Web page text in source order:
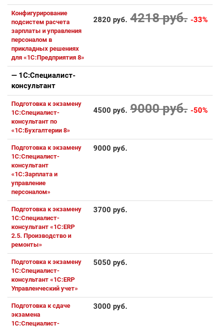
Конфигурирование
подсистем расчета
зарплаты и управления
персоналом в
прикладных решениях
для «1С:Предприятия 8»
2820 руб. 4218 руб. -33%
— 1С:Специалист-
консультант
Подготовка к экзамену
1С:Специалист-
консультант по
«1С:Бухгалтерии 8»
4500 руб. 9000 руб. -50%
Подготовка к экзамену
1С:Специалист-
консультант
«1С:Зарплата и
управление
персоналом»
9000 руб.
Подготовка к экзамену
1С:Специалист-
консультант «1С:ERP
2.5. Производство и
ремонты»
3700 руб.
Подготовка к экзамену
1С:Специалист-
консультант «1С:ERP
Управленческий учет»
5050 руб.
Подготовка к сдаче
экзамена
1С:Специалист-
3000 руб.